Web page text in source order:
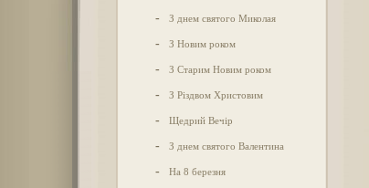
- З днем святого Миколая
- З Новим роком
- З Старим Новим роком
- З Різдвом Христовим
- Щедрий Вечір
- З днем святого Валентина
- На 8 березня